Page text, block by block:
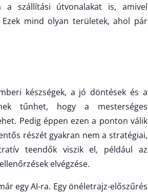
a szállítási útvonalakat is, amivel
mind olyan területek, ahol pár
készségek, a jó döntések és a
tűnhet, hogy a mesterséges
Pedig éppen ezen a ponton válik
részét gyakran nem a stratégiai,
teendők viszik el, például az
elvégzése.
egy AI-ra. Egy önéletrajz-előszűrés